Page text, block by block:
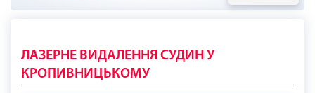
ЛАЗЕРНЕ ВИДАЛЕННЯ СУДИН У
КРОПИВНИЦЬКОМУ